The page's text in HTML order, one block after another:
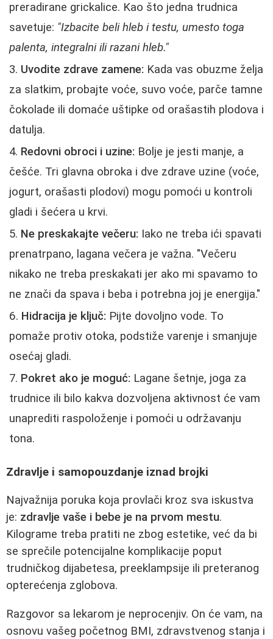
preradirane grickalice. Kao što jedna trudnica
savetuje: "Izbacite beli hleb i testu, umesto toga
palenta, integralni ili razani hleb."
Uvodite zdrave zamene: Kada vas obuzme želja
za slatkim, probajte voće, suvo voće, parče tamne
čokolade ili domaće uštipke od orašastih plodova i
datulja.
Redovni obroci i uzine: Bolje je jesti manje, a
češće. Tri glavna obroka i dve zdrave uzine (voće,
jogurt, orašasti plodovi) mogu pomoći u kontroli
gladi i šećera u krvi.
Ne preskakajte večeru: Iako ne treba ići spavati
prenatrpano, lagana večera je važna. "Večeru
nikako ne treba preskakati jer ako mi spavamo to
ne znači da spava i beba i potrebna joj je energija."
Hidracija je ključ: Pijte dovoljno vode. To
pomaže protiv otoka, podstiže varenje i smanjuje
osećaj gladi.
Pokret ako je moguć: Lagane šetnje, joga za
trudnice ili bilo kakva dozvoljena aktivnost će vam
unaprediti raspoloženje i pomoći u održavanju
tona.
Zdravlje i samopouzdanje iznad brojki
Najvažnija poruka koja provlači kroz sva iskustva
je: zdravlje vaše i bebe je na prvom mestu.
Kilograme treba pratiti ne zbog estetike, već da bi
se sprečile potencijalne komplikacije poput
trudničkog dijabetesa, preeklampsije ili preteranog
opterećenja zglobova.
Razgovor sa lekarom je neprocenjiv. On će vam, na
osnovu vašeg početnog BMI, zdravstvenog stanja i